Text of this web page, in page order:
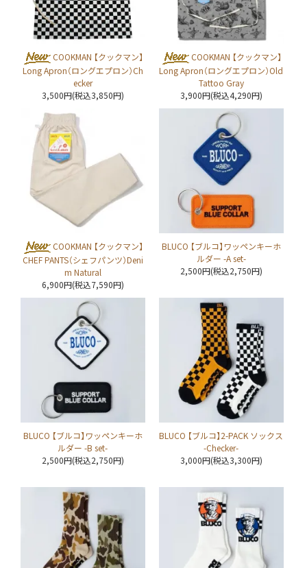
COOKMAN 【クックマン】
Long Apron（ロングエプロン）Ch
ecker
3,500円(税込3,850円)
COOKMAN 【クックマン】
Long Apron（ロングエプロン）Old
Tattoo Gray
3,900円(税込4,290円)
COOKMAN 【クックマン】
CHEF PANTS（シェフパンツ）Deni
m Natural
6,900円(税込7,590円)
BLUCO 【ブルコ】ワッペンキーホ
ルダー -A set-
2,500円(税込2,750円)
BLUCO 【ブルコ】ワッペンキーホ
ルダー -B set-
2,500円(税込2,750円)
BLUCO 【ブルコ】2-PACK ソックス
-Checker-
3,000円(税込3,300円)